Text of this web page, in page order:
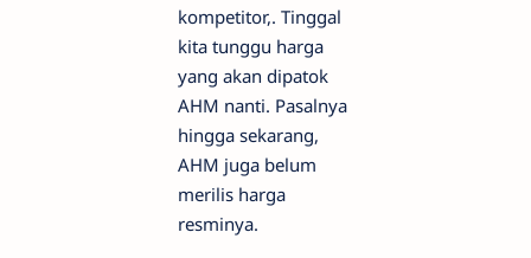
kompetitor,. Tinggal
kita tunggu harga
yang akan dipatok
AHM nanti. Pasalnya
hingga sekarang,
AHM juga belum
merilis harga
resminya.